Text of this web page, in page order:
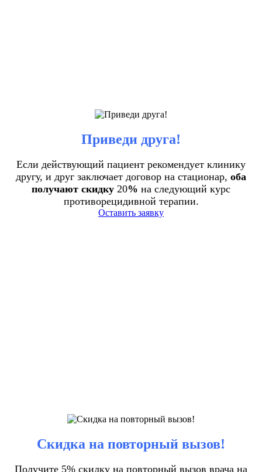
Приведи друга!
Если действующий пациент рекомендует клинику
другу, и друг заключает договор на стационар, оба
получают скидку 20% на следующий курс
противорецидивной терапии.
Оставить заявку
Скидка на повторный вызов!
Получите 5% скидку на повторный вызов врача на